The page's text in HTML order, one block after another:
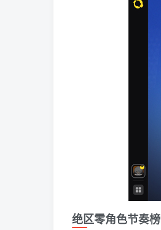
绝区零角色节奏榜